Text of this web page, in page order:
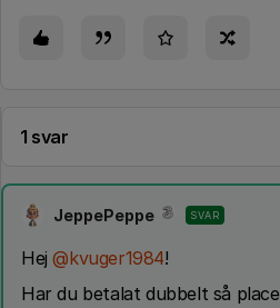
1 svar
JeppePeppe SVAR
Hej@kvuger1984!
Har du betalat dubbelt så